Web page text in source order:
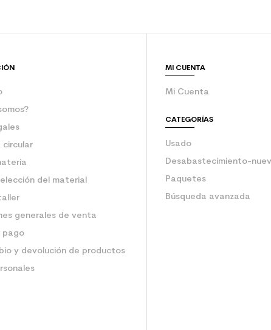
circular
del material
generales de venta
pago
y devolución de productos
MI CUENTA
Mi Cuenta
CATEGORÍAS
Usado
Desabastecimiento-
Paquetes
Búsqueda avanzada